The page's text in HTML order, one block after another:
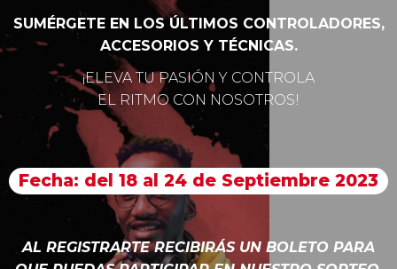
SUMÉRGETE EN LOS ÚLTIMOS CONTROLADORES,
ACCESORIOS Y TÉCNICAS.
¡ELEVA TU PASIÓN Y CONTROLA
EL RITMO CON NOSOTROS!
Fecha: del 18 al 24 de Septiembre 2023
AL REGISTRARTE RECIBIRÁS UN BOLETO PARA